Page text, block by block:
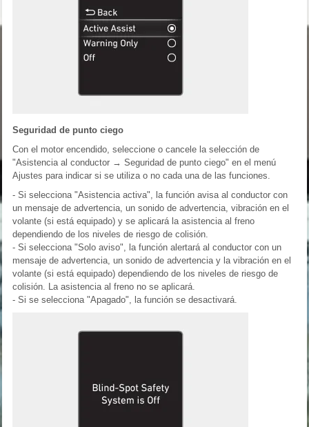
Seguridad de punto ciego
Con el motor encendido, seleccione o cancele la selección de
"Asistencia al conductor → Seguridad de punto ciego" en el menú
Ajustes para indicar si se utiliza o no cada una de las funciones.
- Si selecciona "Asistencia activa", la función avisa al conductor con
un mensaje de advertencia, un sonido de advertencia, vibración en el
volante (si está equipado) y se aplicará la asistencia al freno
dependiendo de los niveles de riesgo de colisión.
- Si selecciona "Solo aviso", la función alertará al conductor con un
mensaje de advertencia, un sonido de advertencia y la vibración en el
volante (si está equipado) dependiendo de los niveles de riesgo de
colisión. La asistencia al freno no se aplicará.
- Si se selecciona "Apagado", la función se desactivará.